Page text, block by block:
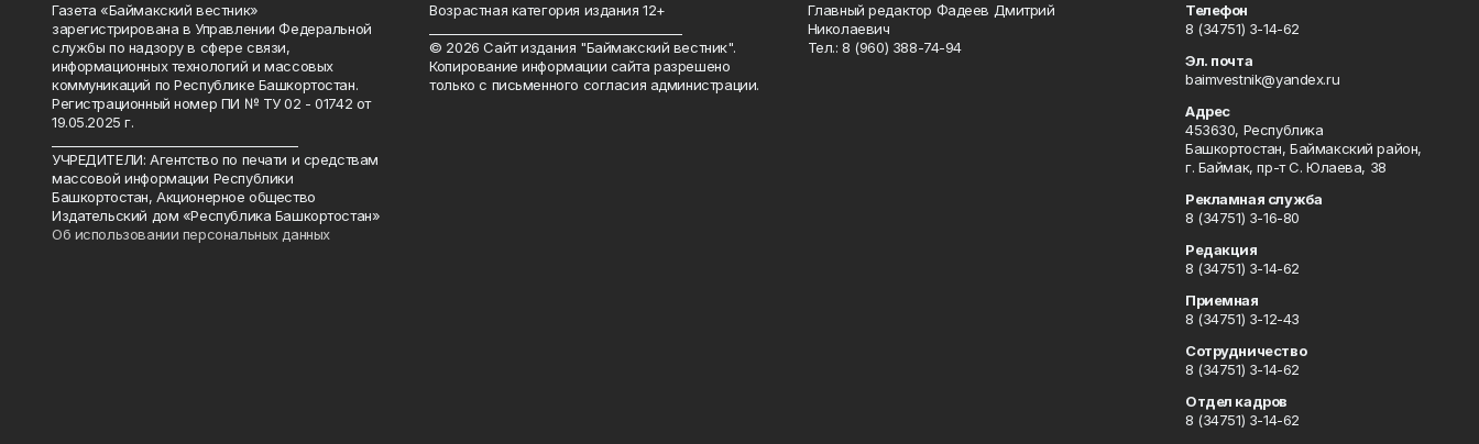
Газета «Баймакский вестник»
зарегистрирована в Управлении Федеральной
службы по надзору в сфере связи,
информационных технологий и массовых
коммуникаций по Республике Башкортостан.
Регистрационный номер ПИ № ТУ 02 - 01742 от
19.05.2025 г.
УЧРЕДИТЕЛИ: Агентство по печати и средствам
массовой информации Республики
Башкортостан, Акционерное общество
Издательский дом «Республика Башкортостан»
Об использовании персональных данных
Возрастная категория издания 12+
© 2026 Сайт издания "Баймакский вестник".
Копирование информации сайта разрешено
только с письменного согласия администрации.
Главный редактор Фадеев Дмитрий
Николаевич
Тел.: 8 (960) 388-74-94
Телефон
8 (34751) 3-14-62
Эл. почта
baimvestnik@yandex.ru
Адрес
453630, Республика
Башкортостан, Баймакский район,
г. Баймак, пр-т С. Юлаева, 38
Рекламная служба
8 (34751) 3-16-80
Редакция
8 (34751) 3-14-62
Приемная
8 (34751) 3-12-43
Сотрудничество
8 (34751) 3-14-62
Отдел кадров
8 (34751) 3-14-62